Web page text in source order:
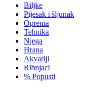
Biljke
Pijesak i šljunak
Oprema
Tehnika
Njega
Hrana
Akvariji
Ribnjaci
% Popusti